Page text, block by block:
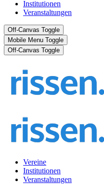
Institutionen
Veranstaltungen
Off-Canvas Toggle
Mobile Menu Toggle
Off-Canvas Toggle
Vereine
Institutionen
Veranstaltungen